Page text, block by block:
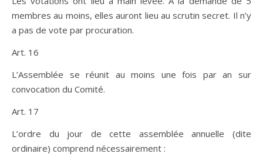
membres au moins, elles auront lieu au scrutin secret. Il n’y
a pas de vote par procuration.
Art. 16
L’Assemblée se réunit au moins une fois par an sur
convocation du Comité.
Art. 17
L’ordre du jour de cette assemblée annuelle (dite
ordinaire) comprend nécessairement :